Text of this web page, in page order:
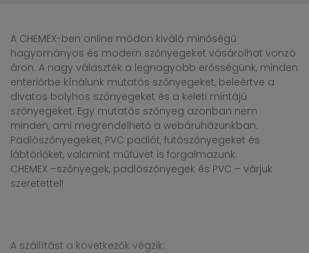
A CHEMEX-ben online módon kiváló minőségű
hagyományos és modern szőnyegeket vásárolhat vonzó
áron. A nagy választék a legnagyobb erősségünk, minden
enteriőrbe kínálunk mutatós szőnyegeket, beleértve a
divatos bolyhos szőnyegeket és a keleti mintájú
szőnyegeket. Egy mutatós szőnyeg azonban nem
minden, ami megrendelhető a webáruházunkban.
Padlószőnyegeket, PVC padlót, futószőnyegeket és
lábtörlőket, valamint műfüvet is forgalmazunk.
CHEMEX –szőnyegek, padlószőnyegek és PVC – várjuk
szeretettel!
A szállítást a következők végzik: